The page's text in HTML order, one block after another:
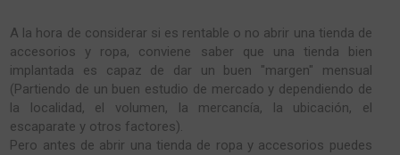
A la hora de considerar si es rentable o no abrir una tienda de
accesorios y ropa, conviene saber que una tienda bien
implantada es capaz de dar un buen "margen" mensual
(Partiendo de un buen estudio de mercado y dependiendo de
la localidad, el volumen, la mercancía, la ubicación, el
escaparate y otros factores).
Pero antes de abrir una tienda de ropa y accesorios puedes